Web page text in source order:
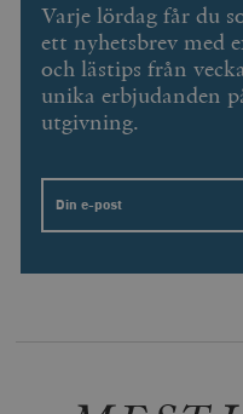
Varje lördag får du
ett nyhetsbrev med
och lästips från
unika erbjudanden
utgivning.
Email